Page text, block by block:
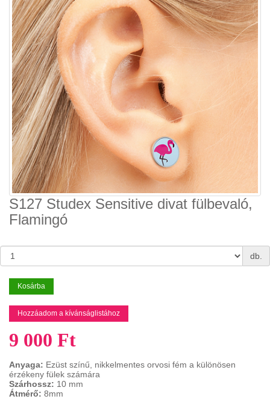
S127 Studex Sensitive divat fülbevaló,
Flamingó
db.
Kosárba
Hozzáadom a kívánságlistához
9 000 Ft
Anyaga: Ezüst színű, nikkelmentes orvosi fém a különösen
érzékeny fülek számára
Szárhossz: 10 mm
Átmérő: 8mm